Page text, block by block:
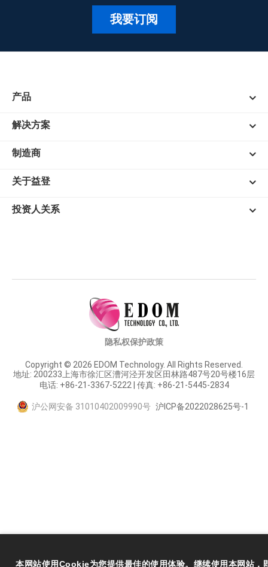
我要订阅
产品
解决方案
制造商
关于益登
投资人关系
Copyright © 2026 EDOM Technology. All Rights Reserved.
地址: 200233上海市徐汇区漕河泾开发区田林路487号20号楼16层
电话: +86-21-3367-5222 | 传真: +86-21-5445-2834
沪公网安备 31010402009990号 沪ICP备2022028625号-1
隐私权保护政策
本网站使用Cookie为您提供最佳的使用体验。继续使用本网站，